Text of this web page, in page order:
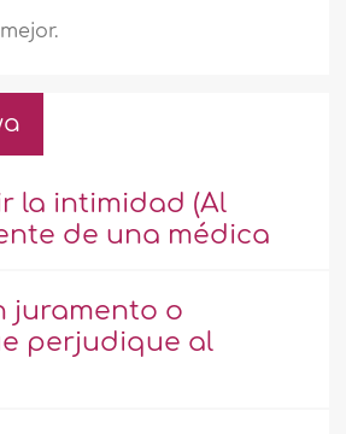
la intimidad (Al
de una médica
juramento o
perjudique al